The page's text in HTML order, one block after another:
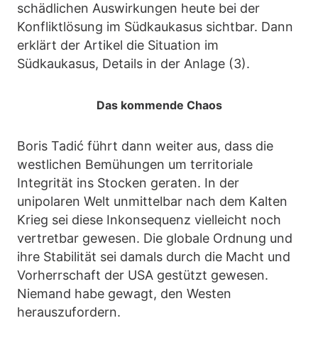
schädlichen Auswirkungen heute bei der
Konfliktlösung im Südkaukasus sichtbar. Dann
erklärt der Artikel die Situation im
Südkaukasus, Details in der Anlage (3).
Das kommende Chaos
Boris Tadić führt dann weiter aus, dass die
westlichen Bemühungen um territoriale
Integrität ins Stocken geraten. In der
unipolaren Welt unmittelbar nach dem Kalten
Krieg sei diese Inkonsequenz vielleicht noch
vertretbar gewesen. Die globale Ordnung und
ihre Stabilität sei damals durch die Macht und
Vorherrschaft der USA gestützt gewesen.
Niemand habe gewagt, den Westen
herauszufordern.